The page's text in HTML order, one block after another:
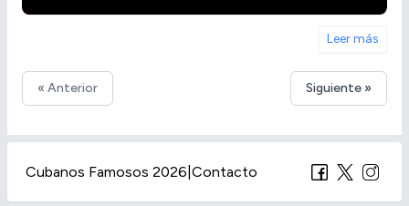
Leer más
« Anterior Siguiente »
Cubanos Famosos 2026 Contacto